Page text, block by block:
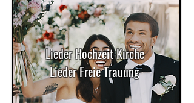
Lieder Hochzeit Kirche
Lieder Freie Trauung